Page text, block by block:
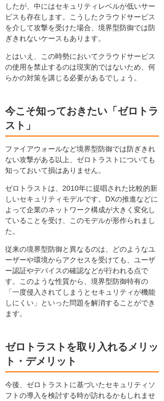
したが、中にはセキュリティレベルが低いサー
ビスも存在します。こうしたクラウドサービス
を介して攻撃を受けた場合、境界型防御では防
ぎきれないケースもあります。
とはいえ、この時勢においてクラウドサービス
の使用を禁止するのは現実的ではないため、何
らかの対策を講じる必要があるでしょう。
今こそ知っておきたい「ゼロトラ
スト」
ファイアウォールなど境界型防御では防ぎきれ
ない攻撃がある以上、ゼロトラストについても
知っておいて損はありません。
ゼロトラストは、2010年に提唱された比較的新
しいセキュリティモデルです。DXの推進などに
よって企業のネットワーク構成が大きく変化し
ていることを受け、このモデルが形作られまし
た。
従来の境界型防御と異なるのは、どのようなユ
ーザーや環境からアクセスを受けても、ユーザ
ー認証やデバイスの確認などが行われる点で
す。このような性質から、境界型防御特有の
「一度侵入されてしまうとセキュリティが機能
しにくい」といった問題を解消することができ
ます。
ゼロトラストを取り入れるメリッ
ト・デメリット
今後、ゼロトラストに基づいたセキュリティソ
フトの導入を検討する時が訪れるかもしれませ